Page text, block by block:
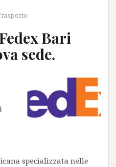
Bari
sede.
specializzata nelle